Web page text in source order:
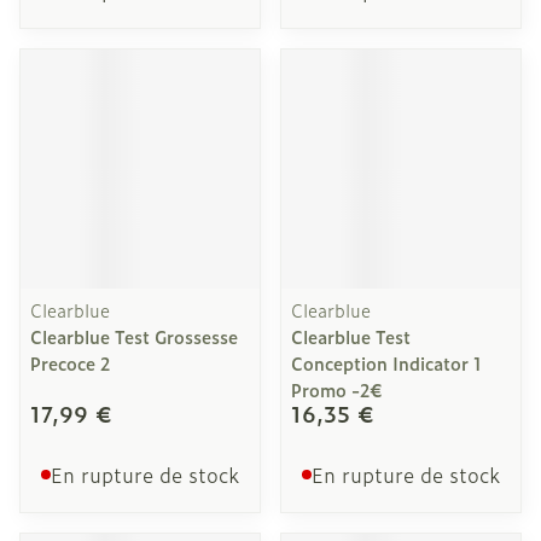
Clearblue
Clearblue Test Grossesse
Precoce 2
17,99 €
En rupture de stock
Clearblue
Clearblue Test
Conception Indicator 1
Promo -2€
16,35 €
En rupture de stock